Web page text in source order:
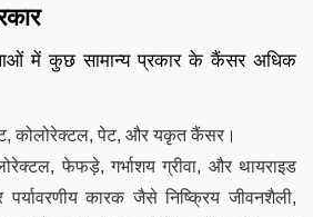
में कुछ सामान्य प्रकार के कैंसर अधिक
कोलोरेक्टल, पेट, और यकृत कैंसर।
फेफड़े, गर्भाशय ग्रीवा, और थायराइड
कारक जैसे निष्क्रिय जीवनशैली,